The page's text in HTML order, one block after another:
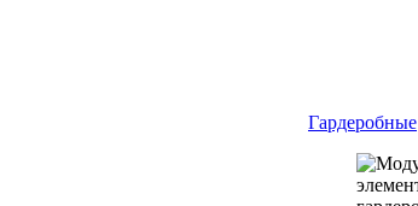
Гардеробные